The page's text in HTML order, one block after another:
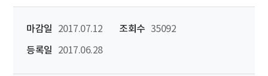
마감일 2017.07.12 조회수 35092
등록일
2017.06.28